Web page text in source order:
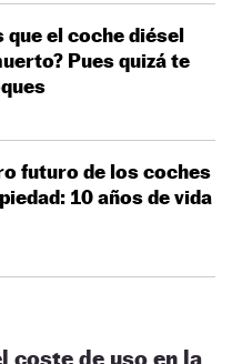
que el coche diésel
Pues quizá te
futuro de los coches
10 años de vida
coste de uso en la